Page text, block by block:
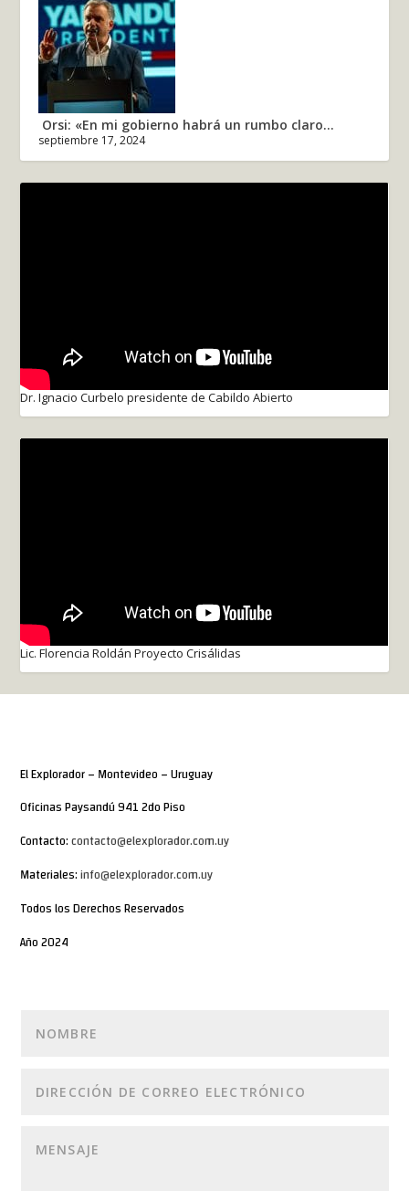
Orsi: «En mi gobierno habrá un rumbo claro...
septiembre 17, 2024
Dr. Ignacio Curbelo presidente de Cabildo Abierto
Lic. Florencia Roldán Proyecto Crisálidas
El Explorador – Montevideo – Uruguay
Oficinas Paysandú 941 2do Piso
Contacto:contacto@elexplorador.com.uy
Materiales:info@elexplorador.com.uy
Todos los Derechos Reservados
Año 2024